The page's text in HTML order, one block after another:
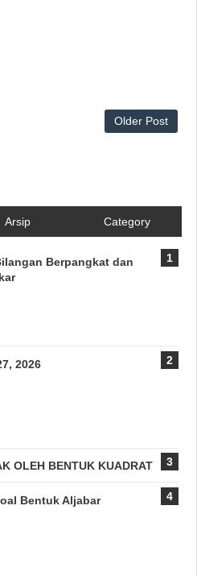
Older Post
Arsip Category
Berpangkat dan
2026
OLEH BENTUK KUADRAT
Bentuk Aljabar